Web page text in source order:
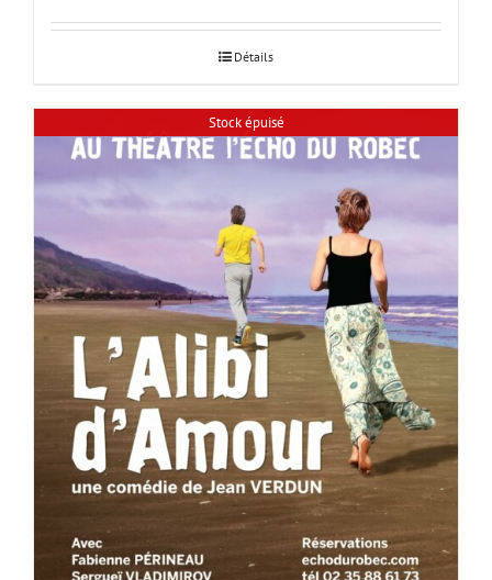
Détails
Stock épuisé